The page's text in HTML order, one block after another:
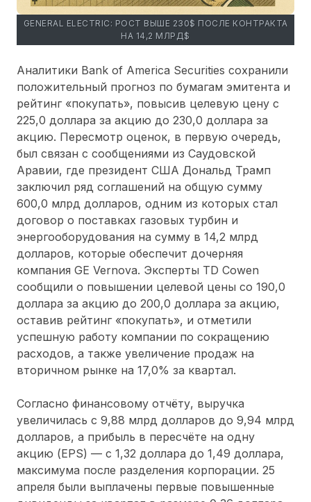
GENERAL ELECTRIC: РОСТ ВЫШЕ 230$ ПОСЛЕ КОНТРАКТА
НА 14,2 МЛРД$
Аналитики Bank of America Securities сохранили
положительный прогноз по бумагам эмитента и
рейтинг «покупать», повысив целевую цену с
225,0 доллара за акцию до 230,0 доллара за
акцию. Пересмотр оценок, в первую очередь,
был связан с сообщениями из Саудовской
Аравии, где президент США Дональд Трамп
заключил ряд соглашений на общую сумму
600,0 млрд долларов, одним из которых стал
договор о поставках газовых турбин и
энергооборудования на сумму в 14,2 млрд
долларов, которые обеспечит дочерняя
компания GE Vernova. Эксперты TD Cowen
сообщили о повышении целевой цены со 190,0
доллара за акцию до 200,0 доллара за акцию,
оставив рейтинг «покупать», и отметили
успешную работу компании по сокращению
расходов, а также увеличение продаж на
вторичном рынке на 17,0% за квартал.
Согласно финансовому отчёту, выручка
увеличилась с 9,88 млрд долларов до 9,94 млрд
долларов, а прибыль в пересчёте на одну
акцию (EPS) — с 1,32 доллара до 1,49 доллара,
максимума после разделения корпорации. 25
апреля были выплачены первые повышенные